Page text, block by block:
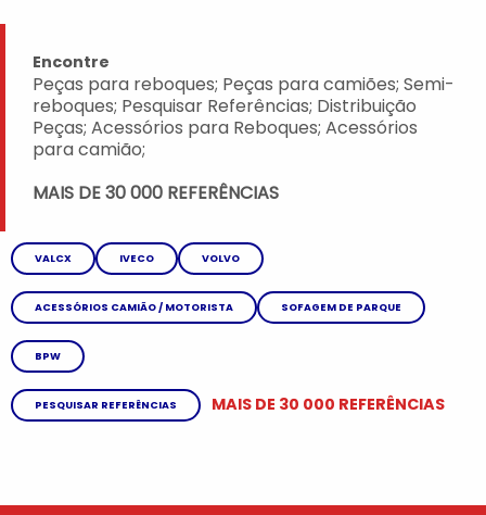
Encontre
Peças para reboques; Peças para camiões; Semi-
reboques; Pesquisar Referências; Distribuição
Peças; Acessórios para Reboques; Acessórios
para camião;
MAIS DE 30 000 REFERÊNCIAS
VALCX IVECO VOLVO
ACESSÓRIOS CAMIÃO / MOTORISTA SOFAGEM DE PARQUE
BPW
PESQUISAR REFERÊNCIAS MAIS DE 30 000 REFERÊNCIAS